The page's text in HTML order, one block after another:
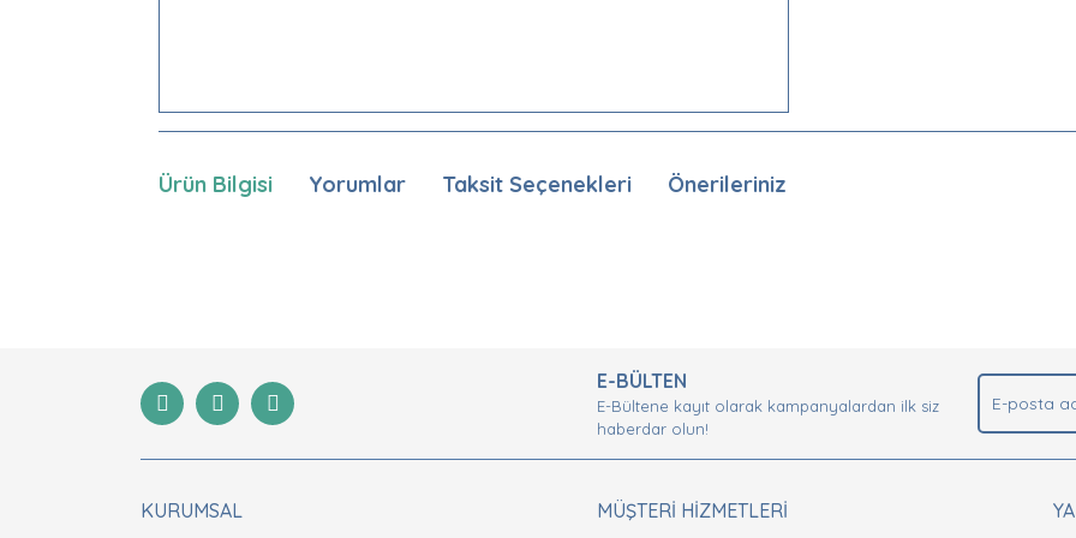
Ürün Bilgisi Yorumlar Taksit Seçenekleri Önerileriniz
Ürün açıklamasında eksik bilgiler bulunuyor.
Bu ürüne benzer farklı alternatifler olmalı.
E-BÜLTEN
E-Bültene kayıt olarak kampanyalardan ilk siz
haberdar olun!
KURUMSAL MÜŞTERİ HİZMETLERİ